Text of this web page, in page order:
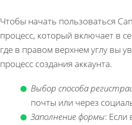
Чтобы начать пользоваться
процесс, который включает в
где в правом верхнем углу вы
процесс создания аккаунта.
Выбор способа
почты или через
Заполнение формы: Если